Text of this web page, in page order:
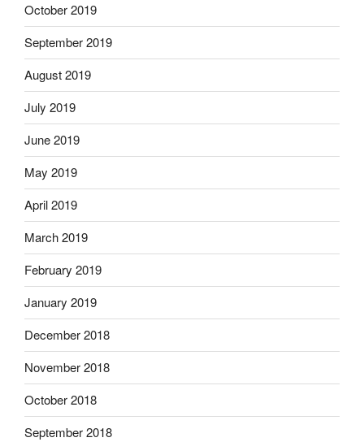
October 2019
September 2019
August 2019
July 2019
June 2019
May 2019
April 2019
March 2019
February 2019
January 2019
December 2018
November 2018
October 2018
September 2018